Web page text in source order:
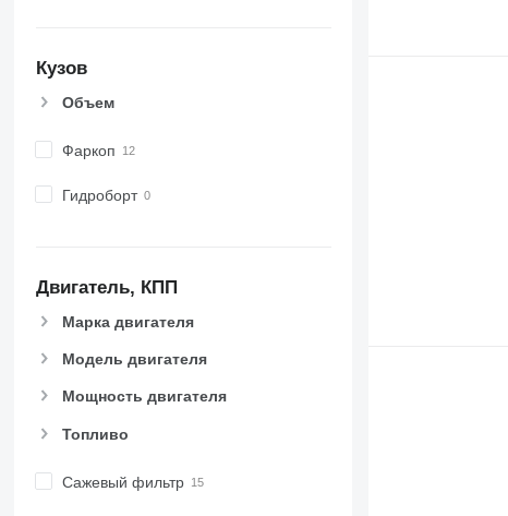
Кузов
Объем
Фаркоп
Гидроборт
Двигатель, КПП
Марка двигателя
Модель двигателя
Мощность двигателя
Топливо
Сажевый фильтр